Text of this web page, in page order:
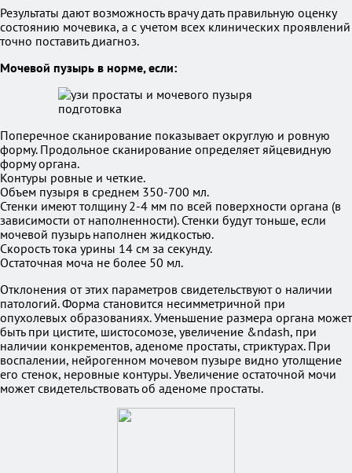
Результаты дают возможность врачу дать правильную оценку
состоянию мочевика, а с учетом всех клинических проявлений
точно поставить диагноз.
Мочевой пузырь в норме, если:
Поперечное сканирование показывает округлую и ровную
форму. Продольное сканирование определяет яйцевидную
форму органа.
Контуры ровные и четкие.
Объем пузыря в среднем 350-700 мл.
Стенки имеют толщину 2-4 мм по всей поверхности органа (в
зависимости от наполненности). Стенки будут тоньше, если
мочевой пузырь наполнен жидкостью.
Скорость тока урины 14 см за секунду.
Остаточная моча не более 50 мл.
Отклонения от этих параметров свидетельствуют о наличии
патологий. Форма становится несимметричной при
опухолевых образованиях. Уменьшение размера органа может
быть при цистите, шистосомозе, увеличение &ndash, при
наличии конкрементов, аденоме простаты, стриктурах. При
воспалении, нейрогенном мочевом пузыре видно утолщение
его стенок, неровные контуры. Увеличение остаточной мочи
может свидетельствовать об аденоме простаты.